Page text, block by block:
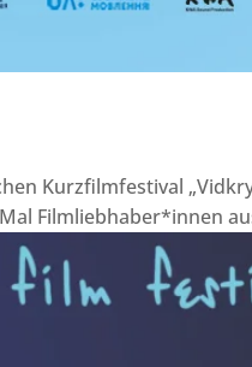
Kurzfilmfestival
Filmliebhaber*innen